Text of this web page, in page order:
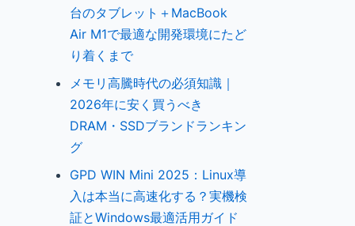
台のタブレット＋MacBook
Air M1で最適な開発環境にたど
り着くまで
メモリ高騰時代の必須知識｜
2026年に安く買うべき
DRAM・SSDブランドランキン
グ
GPD WIN Mini 2025：Linux導
入は本当に高速化する？実機検
証とWindows最適活用ガイド